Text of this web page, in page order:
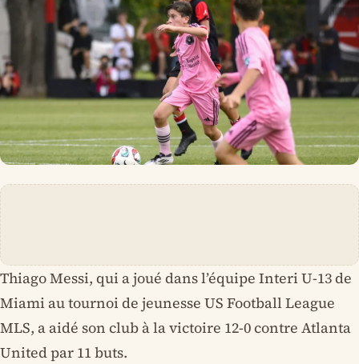
Thiago Messi, qui a joué dans l’équipe Interi U-13 de
Miami au tournoi de jeunesse US Football League
MLS, a aidé son club à la victoire 12-0 contre Atlanta
United par 11 buts.